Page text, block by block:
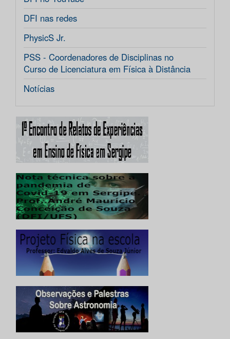
DFI nas redes
PhysicS Jr.
PSS - Coordenadores de Disciplinas no
Curso de Licenciatura em Física à Distância
Notícias